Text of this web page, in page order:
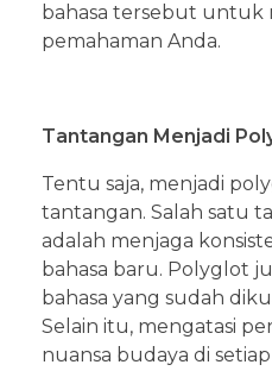
bahasa tersebut untuk
pemahaman Anda.
Tantangan Menjadi
Tentu saja, menjadi
tantangan. Salah satu
adalah menjaga
bahasa baru. Polyglot
bahasa yang sudah
Selain itu, mengatasi
nuansa budaya di